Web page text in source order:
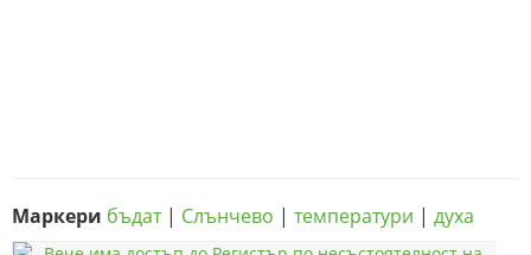
Маркери бъдат| Слънчево | температури | духа